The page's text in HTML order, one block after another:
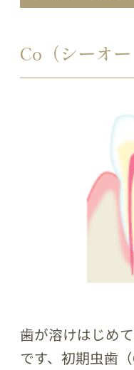
Co（シーオー
歯が溶けはじめ
です、初期虫歯